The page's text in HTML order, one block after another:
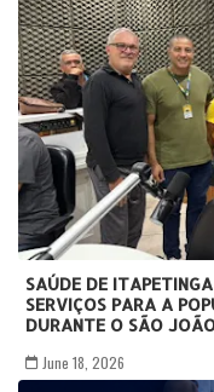
SAÚDE DE
SERVIÇOS PARA A
DURANTE O SÃO
June 18, 2026